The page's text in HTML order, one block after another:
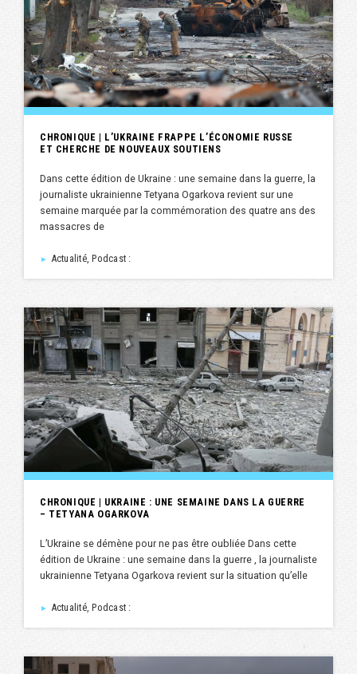
CHRONIQUE | L’UKRAINE FRAPPE L’ÉCONOMIE RUSSE
ET CHERCHE DE NOUVEAUX SOUTIENS
Dans cette édition de Ukraine : une semaine dans la guerre, la
journaliste ukrainienne Tetyana Ogarkova revient sur une
semaine marquée par la commémoration des quatre ans des
massacres de
► Actualité, Podcast :
CHRONIQUE | UKRAINE : UNE SEMAINE DANS LA GUERRE
– TETYANA OGARKOVA
L’Ukraine se démène pour ne pas être oubliée Dans cette
édition de Ukraine : une semaine dans la guerre , la journaliste
ukrainienne Tetyana Ogarkova revient sur la situation qu’elle
► Actualité, Podcast :